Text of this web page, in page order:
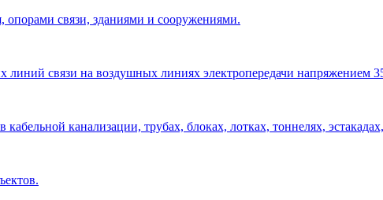
опорами связи, зданиями и сооружениями.
линий связи на воздушных линиях электропередачи напряжением
канализации, трубах, блоках, лотках, тоннелях,